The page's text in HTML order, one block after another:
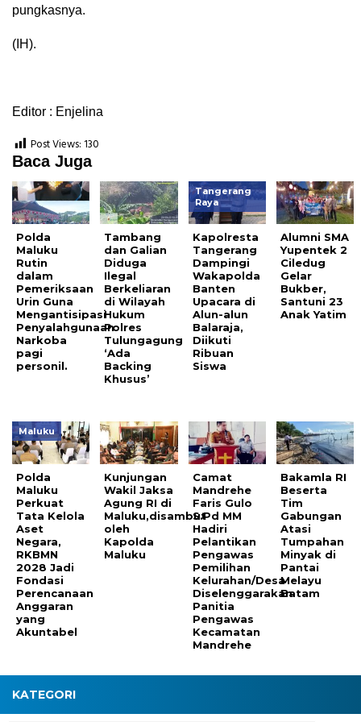
pungkasnya.
(IH).
Editor : Enjelina
Post Views: 130
Baca Juga
Polda
Maluku
Rutin
dalam
Pemeriksaan
Urin Guna
Mengantisipasi
Penyalahgunaan
Narkoba
pagi
personil.
Tambang
dan Galian
Diduga
Ilegal
Berkeliaran
di Wilayah
Hukum
Polres
Tulungagung
‘Ada
Backing
Khusus’
Tangerang
Raya
Kapolresta
Tangerang
Dampingi
Wakapolda
Banten
Upacara di
Alun-alun
Balaraja,
Diikuti
Ribuan
Siswa
Alumni SMA
Yupentek 2
Ciledug
Gelar
Bukber,
Santuni 23
Anak Yatim
Maluku
Polda
Maluku
Perkuat
Tata Kelola
Aset
Negara,
RKBMN
2028 Jadi
Fondasi
Perencanaan
Anggaran
yang
Akuntabel
Kunjungan
Wakil Jaksa
Agung RI di
Maluku,disambut
oleh
Kapolda
Maluku
Camat
Mandrehe
Faris Gulo
S.Pd MM
Hadiri
Pelantikan
Pengawas
Pemilihan
Kelurahan/Desa
Diselenggarakan
Panitia
Pengawas
Kecamatan
Mandrehe
Bakamla RI
Beserta
Tim
Gabungan
Atasi
Tumpahan
Minyak di
Pantai
Melayu
Batam
KATEGORI